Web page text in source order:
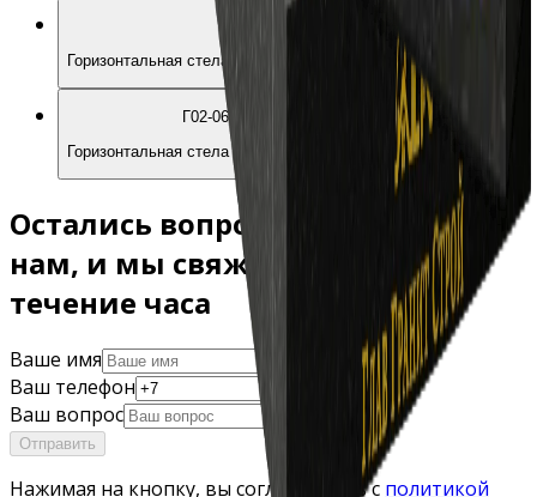
Горизонтальная стела Экран c неполированными фасками
Г02-06
Горизонтальная стела с дугой справа
Остались вопросы? Напишите
нам, и мы свяжемся с вами в
течение часа
Ваше имя
Ваш телефон
Ваш вопрос
Отправить
Нажимая на кнопку, вы соглашаетесь с политикой